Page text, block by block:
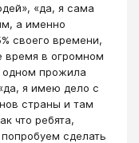
«да, я сама
а именно
своего времени,
время в огромном
одном прожила
я имею дело с
страны и там
что ребята,
сделать